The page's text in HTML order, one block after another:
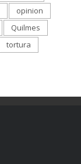
opinion
Quilmes
tortura